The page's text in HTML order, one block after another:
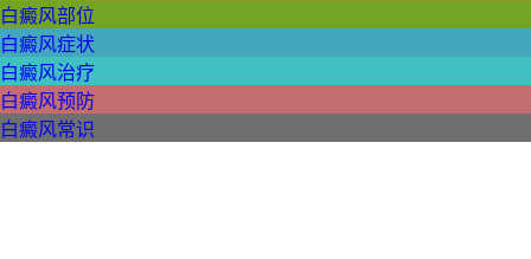
白癜风部位
白癜风症状
白癜风治疗
白癜风预防
白癜风常识